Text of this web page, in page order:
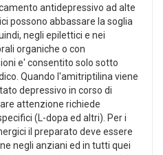
antidepressivo ad alte
possono abbassare la soglia
negli epilettici e nei
organiche o con
e' consentito solo sotto
Quando l'amitriptilina viene
depressivo in corso di
attenzione richiede
(L-dopa ed altri). Per i
il preparato deve essere
negli anziani ed in tutti quei